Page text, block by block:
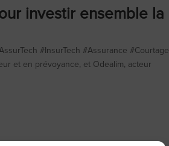
investir ensemble la
#InsurTech #Assurance #Courtage
et en prévoyance, et Odealim, acteur